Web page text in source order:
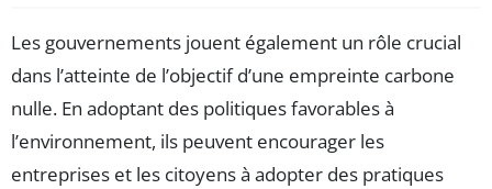
Les gouvernements jouent également un rôle crucial
dans l’atteinte de l’objectif d’une empreinte carbone
nulle. En adoptant des politiques favorables à
l’environnement, ils peuvent encourager les
entreprises et les citoyens à adopter des pratiques